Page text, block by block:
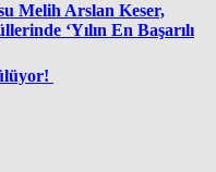
Melih Arslan Keser,
‘Yılın En Başarılı